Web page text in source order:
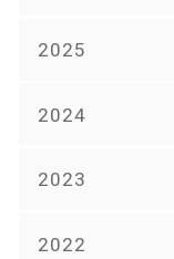
2025
2024
2023
2022